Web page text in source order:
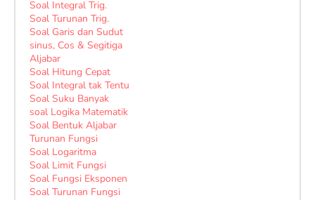
Soal Integral Trig.
Soal Turunan Trig.
Soal Garis dan Sudut
sinus, Cos & Segitiga
Aljabar
Soal Hitung Cepat
Soal Integral tak Tentu
Soal Suku Banyak
soal Logika Matematik
Soal Bentuk Aljabar
Turunan Fungsi
Soal Logaritma
Soal Limit Fungsi
Soal Fungsi Eksponen
Soal Turunan Fungsi